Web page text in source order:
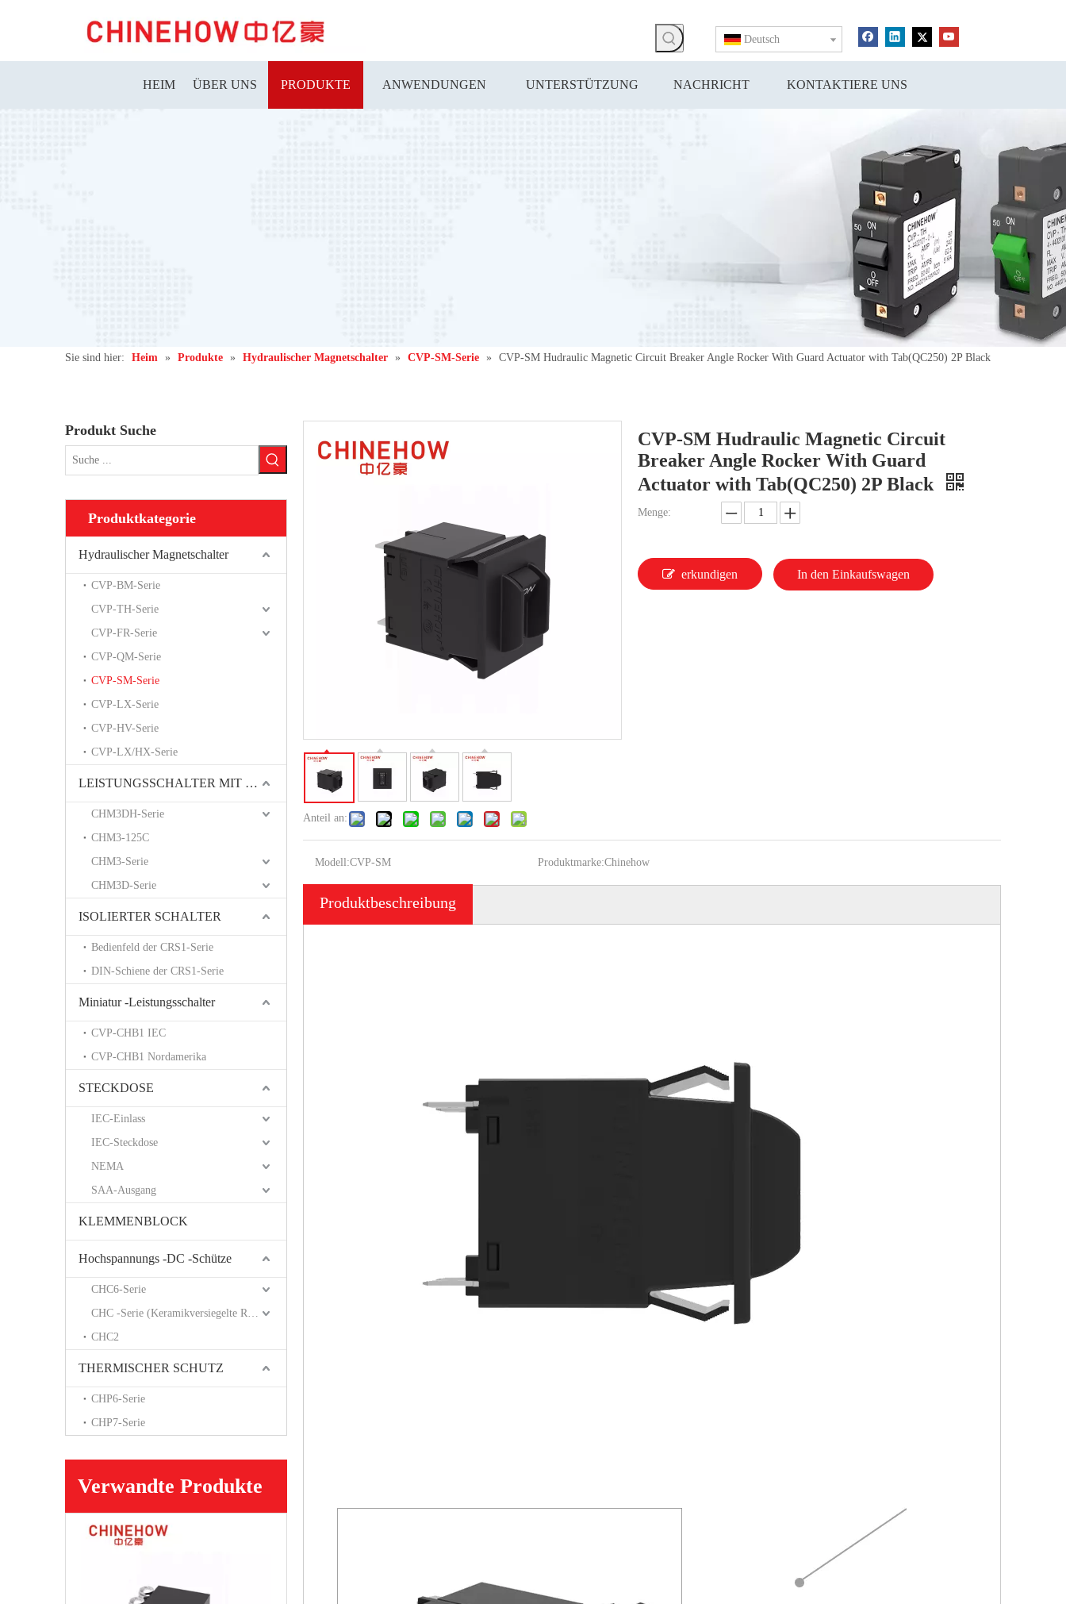
Deutsch
HEIM ÜBER UNS PRODUKTE ANWENDUNGEN UNTERSTÜTZUNG NACHRICHT KONTAKTIERE UNS
Sie sind hier: Heim » Produkte » Hydraulischer Magnetschalter » CVP-SM-Serie » CVP-SM Hudraulic Magnetic Circuit Breaker Angle Rocker With Guard Actuator with Tab(QC250) 2P Black
Produkt Suche
Produktkategorie
Hydraulischer Magnetschalter
CVP-BM-Serie
CVP-TH-Serie
CVP-FR-Serie
CVP-QM-Serie
CVP-SM-Serie
CVP-LX-Serie
CVP-HV-Serie
CVP-LX/HX-Serie
LEISTUNGSSCHALTER MIT FORMGEHÄUSE
CHM3DH-Serie
CHM3-125C
CHM3-Serie
CHM3D-Serie
ISOLIERTER SCHALTER
Bedienfeld der CRS1-Serie
DIN-Schiene der CRS1-Serie
Miniatur -Leistungsschalter
CVP-CHB1 IEC
CVP-CHB1 Nordamerika
STECKDOSE
IEC-Einlass
IEC-Steckdose
NEMA
SAA-Ausgang
KLEMMENBLOCK
Hochspannungs -DC -Schütze
CHC6-Serie
CHC -Serie (Keramikversiegelte Relais)
CHC2
THERMISCHER SCHUTZ
CHP6-Serie
CHP7-Serie
Verwandte Produkte
Anteil an:
CVP-SM Hudraulic Magnetic Circuit
Breaker Angle Rocker With Guard
Actuator with Tab(QC250) 2P Black
Menge:
erkundigen In den Einkaufswagen
Modell:CVP-SM Produktmarke:Chinehow
Produktbeschreibung